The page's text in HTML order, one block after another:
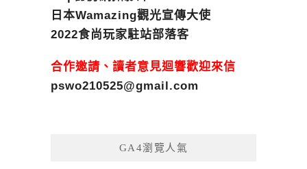
日本Wamazing觀光宣傳大使
2022食尚玩家駐站部落客
合作邀請、讀者意見迴響歡迎來信
pswo210525@gmail.com
GA4瀏覽人氣